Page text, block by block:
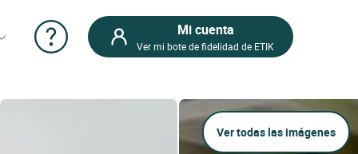
Mi cuenta
Ver mi bote de fidelidad de ETIK
Ver todas las imágenes